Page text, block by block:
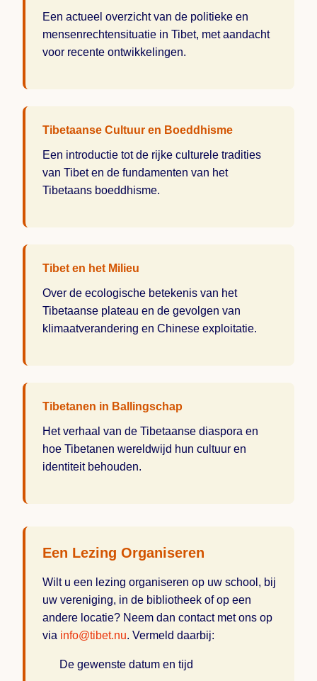
Een actueel overzicht van de politieke en
mensenrechtensituatie in Tibet, met aandacht
voor recente ontwikkelingen.
Tibetaanse Cultuur en Boeddhisme
Een introductie tot de rijke culturele tradities
van Tibet en de fundamenten van het
Tibetaans boeddhisme.
Tibet en het Milieu
Over de ecologische betekenis van het
Tibetaanse plateau en de gevolgen van
klimaatverandering en Chinese exploitatie.
Tibetanen in Ballingschap
Het verhaal van de Tibetaanse diaspora en
hoe Tibetanen wereldwijd hun cultuur en
identiteit behouden.
Een Lezing Organiseren
Wilt u een lezing organiseren op uw school, bij
uw vereniging, in de bibliotheek of op een
andere locatie? Neem dan contact met ons op
via info@tibet.nu. Vermeld daarbij:
De gewenste datum en tijd